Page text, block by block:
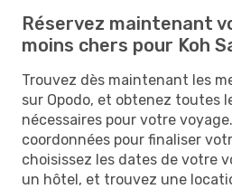
Réservez maintenant
moins chers pour Koh
Trouvez dès maintenant les
sur Opodo, et obtenez toutes
nécessaires pour votre
coordonnées pour finaliser
choisissez les dates de votre
un hôtel, et trouvez une